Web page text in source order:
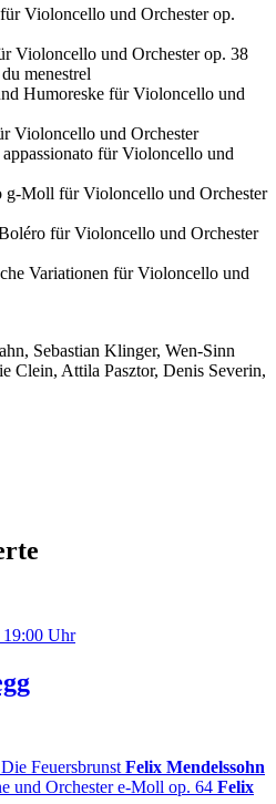
Violoncello und Orchester op.
Violoncello und Orchester op. 38
menestrel
Humoreske für Violoncello und
Violoncello und Orchester
für Violoncello und
g-Moll für Violoncello und Orchester
für Violoncello und Orchester
Variationen für Violoncello und
Sebastian Klinger, Wen-Sinn
Clein, Attila Pasztor, Denis Severin,
19:00 Uhr
Feuersbrunst Felix Mendelssohn
und Orchester e-Moll op. 64 Felix